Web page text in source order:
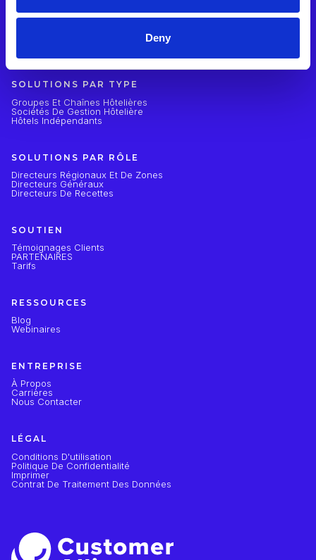
Deny
Gestion Des Avis En Ligne
Enquêtes Clients
SOLUTIONS PAR TYPE
Groupes Et Chaînes Hôtelières
Sociétés De Gestion Hôtelière
Hôtels Indépendants
SOLUTIONS PAR RÔLE
Directeurs Régionaux Et De Zones
Directeurs Généraux
Directeurs De Recettes
SOUTIEN
Témoignages Clients
PARTENAIRES
Tarifs
RESSOURCES
Blog
Webinaires
ENTREPRISE
À Propos
Carrières
Nous Contacter
LÉGAL
Conditions D'utilisation
Politique De Confidentialité
Imprimer
Contrat De Traitement Des Données